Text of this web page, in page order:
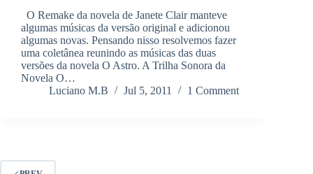
O Remake da novela de Janete Clair manteve
algumas músicas da versão original e adicionou
algumas novas. Pensando nisso resolvemos fazer
uma coletânea reunindo as músicas das duas
versões da novela O Astro. A Trilha Sonora da
Novela O…
Luciano M.B
Jul 5, 2011 1 Comment